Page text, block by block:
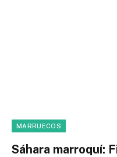
MARRUECOS
Sáhara marroquí: